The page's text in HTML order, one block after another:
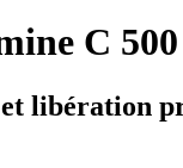
C
libération